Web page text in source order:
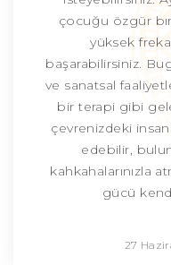
çocuğu özgür
yüksek
başarabilirsiniz.
ve sanatsal
bir terapi gibi
çevrenizdeki
edebilir,
kahkahalarınızla
gücü
27